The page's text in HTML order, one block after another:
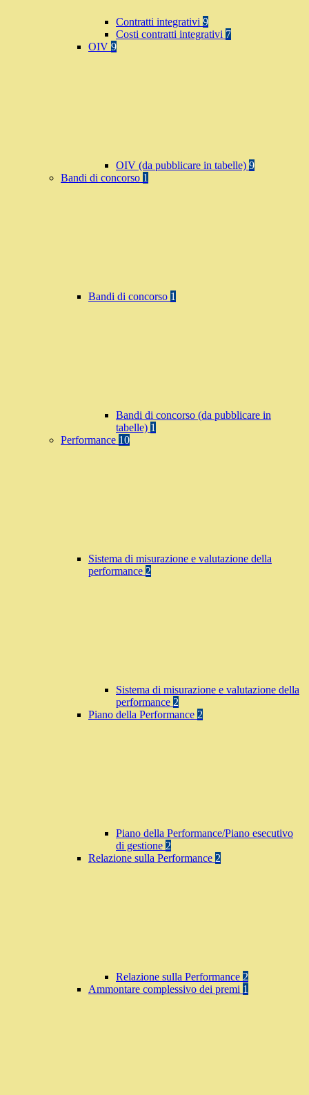
Contratti integrativi 9
Costi contratti integrativi 7
OIV 9
OIV (da pubblicare in tabelle) 9
Bandi di concorso 1
Bandi di concorso 1
Bandi di concorso (da pubblicare in
tabelle) 1
Performance 10
Sistema di misurazione e valutazione della
performance 2
Sistema di misurazione e valutazione della
performance 2
Piano della Performance 2
Piano della Performance/Piano esecutivo
di gestione 2
Relazione sulla Performance 2
Relazione sulla Performance 2
Ammontare complessivo dei premi 1